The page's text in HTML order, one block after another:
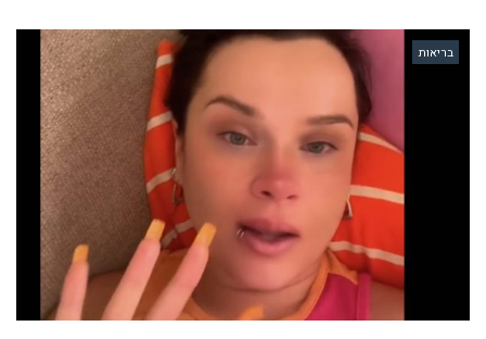
בריאות